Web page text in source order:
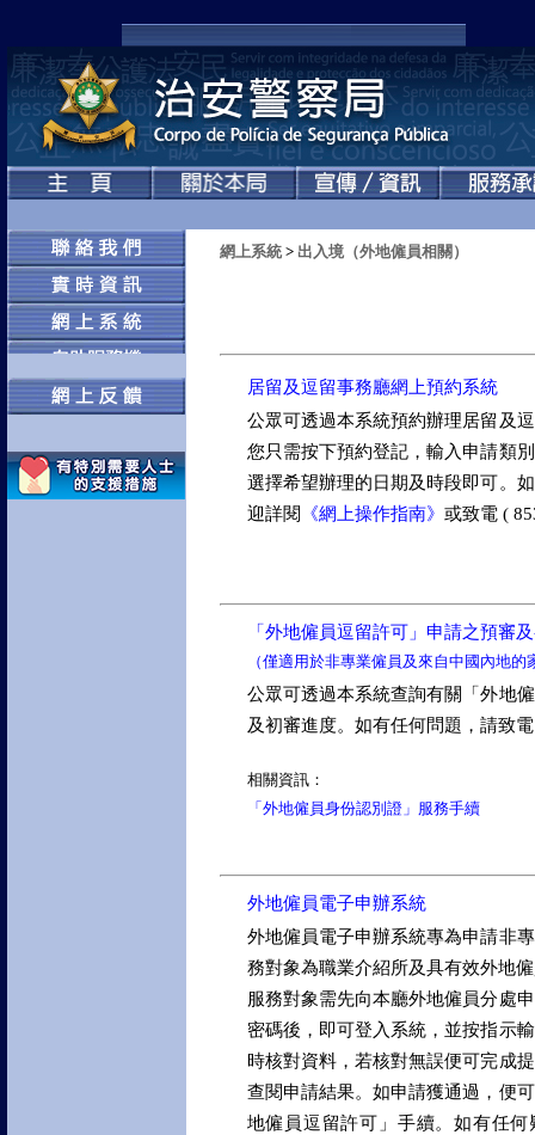
網上系統> 出入境（外地僱員相關）
居留及逗留事務廳網上預約系統
公眾可透過本系統預約辦理居留及
您只需按下預約登記，輸入申請類
選擇希望辦理的日期及時段即可。
迎詳閱 《網上操作指南》 或致電 (
「外地僱員逗留許可」申請之預審
（僅適用於非專業僱員及來自中國內地的
公眾可透過本系統查詢有關「外地
及初審進度。如有任何問題，請致
相關資訊：
「外地僱員身份認別證」服務手續
外地僱員電子申辦系統
外地僱員電子申辦系統專為申請非
務對象為職業介紹所及具有效外地
服務對象需先向本廳外地僱員分處
密碼後，即可登入系統，並按指示
時核對資料，若核對無誤便可完成
查閱申請結果。如申請獲通過，便
地僱員逗留許可」手續。如有任何